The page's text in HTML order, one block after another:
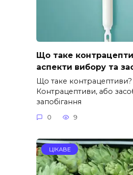
Що таке
аспекти вибору та
Що таке контрацептиви?
Контрацептиви, або
запобігання
0 9
ЦІКАВЕ